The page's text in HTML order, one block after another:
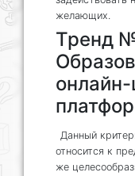
желающих.
Тренд
Данный
относится к
же